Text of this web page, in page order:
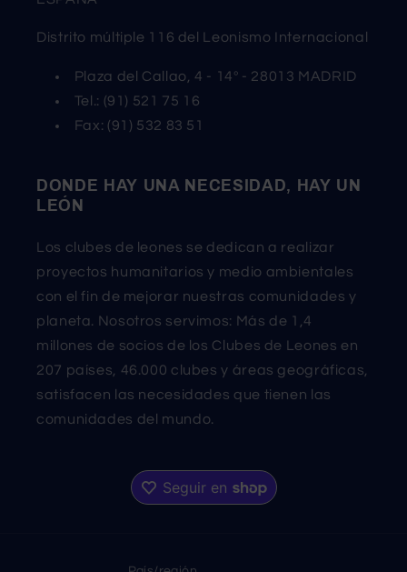
Distrito múltiple 116 del Leonismo Internacional
Plaza del Callao, 4 - 14º - 28013 MADRID
Tel.: (91) 521 75 16
Fax: (91) 532 83 51
DONDE HAY UNA NECESIDAD, HAY UN
LEÓN
Los clubes de leones se dedican a realizar
proyectos humanitarios y medio ambientales
con el fin de mejorar nuestras comunidades y
planeta. Nosotros servimos: Más de 1,4
millones de socios de los Clubes de Leones en
207 países, 46.000 clubes y áreas geográficas,
satisfacen las necesidades que tienen las
comunidades del mundo.